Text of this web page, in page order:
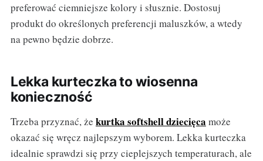
preferować ciemniejsze kolory i słusznie. Dostosuj
produkt do określonych preferencji maluszków, a wtedy
na pewno będzie dobrze.
Lekka kurteczka to wiosenna
konieczność
Trzeba przyznać, że kurtka softshell dziecięca może
okazać się wręcz najlepszym wyborem. Lekka kurteczka
idealnie sprawdzi się przy cieplejszych temperaturach, ale